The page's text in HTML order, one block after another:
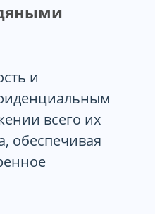
и
всего их
обеспечивая